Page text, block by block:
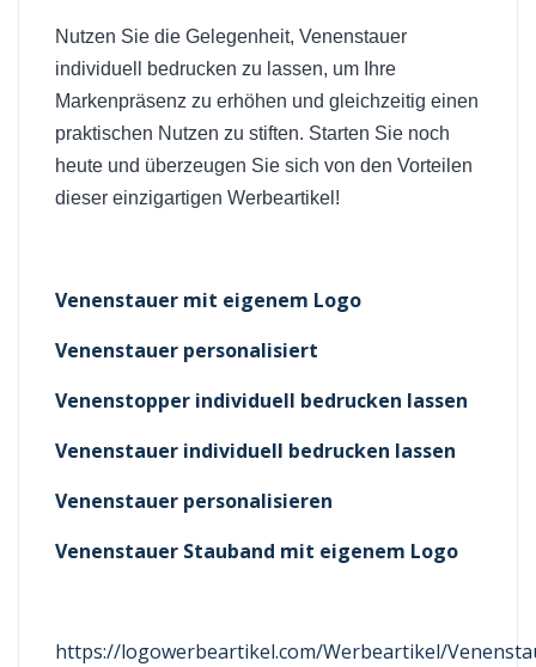
Nutzen Sie die Gelegenheit, Venenstauer
individuell bedrucken zu lassen, um Ihre
Markenpräsenz zu erhöhen und gleichzeitig einen
praktischen Nutzen zu stiften. Starten Sie noch
heute und überzeugen Sie sich von den Vorteilen
dieser einzigartigen Werbeartikel!
Venenstauer mit eigenem Logo
Venenstauer personalisiert
Venenstopper individuell bedrucken lassen
Venenstauer individuell bedrucken lassen
Venenstauer personalisieren
Venenstauer Stauband mit eigenem Logo
https://logowerbeartikel.com/Werbeartikel/